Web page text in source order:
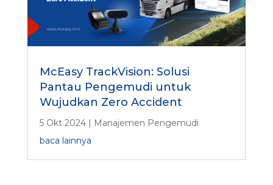
McEasy TrackVision: Solusi
Pantau Pengemudi untuk
Wujudkan Zero Accident
5 Okt 2024| Manajemen Pengemudi
baca lainnya